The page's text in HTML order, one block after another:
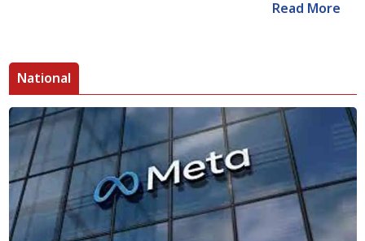
Read More
National